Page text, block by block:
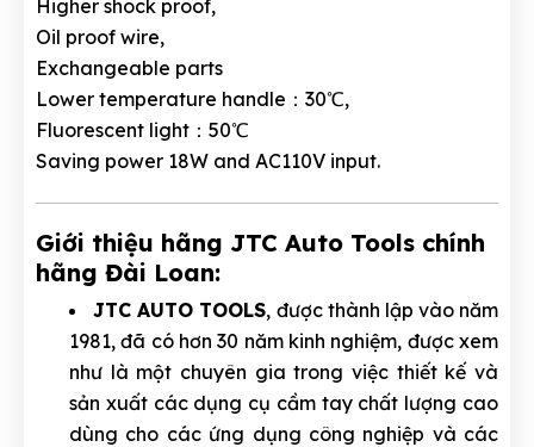
Higher shock proof,
Oil proof wire,
Exchangeable parts
Lower temperature handle：30℃,
Fluorescent light：50℃
Saving power 18W and AC110V input.
Giới thiệu hãng JTC Auto Tools chính
hãng Đài Loan:
JTC AUTO TOOLS, được thành lập vào năm
1981, đã có hơn 30 năm kinh nghiệm, được xem
như là một chuyên gia trong việc thiết kế và
sản xuất các dụng cụ cầm tay chất lượng cao
dùng cho các ứng dụng công nghiệp và các